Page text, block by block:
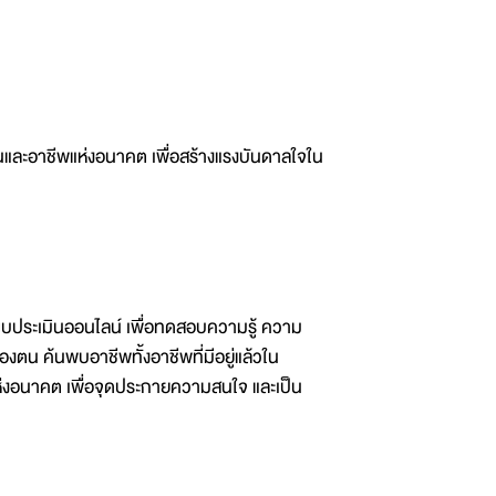
อาชีพแห่งอนาคต เพื่อสร้างแรงบันดาลใจใน
ประเมินออนไลน์ เพื่อทดสอบความรู้ ความ
งตน ค้นพบอาชีพทั้งอาชีพที่มีอยู่แล้วใน
อนาคต เพื่อจุดประกายความสนใจ และเป็น